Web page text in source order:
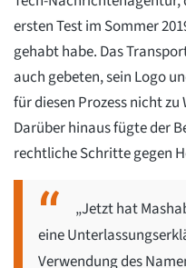
ersten Test im Sommer
gehabt habe. Das
auch gebeten, sein Logo
für diesen Prozess nicht zu
Darüber hinaus fügte der
rechtliche Schritte gegen
„Jetzt hat
eine
Verwendung des